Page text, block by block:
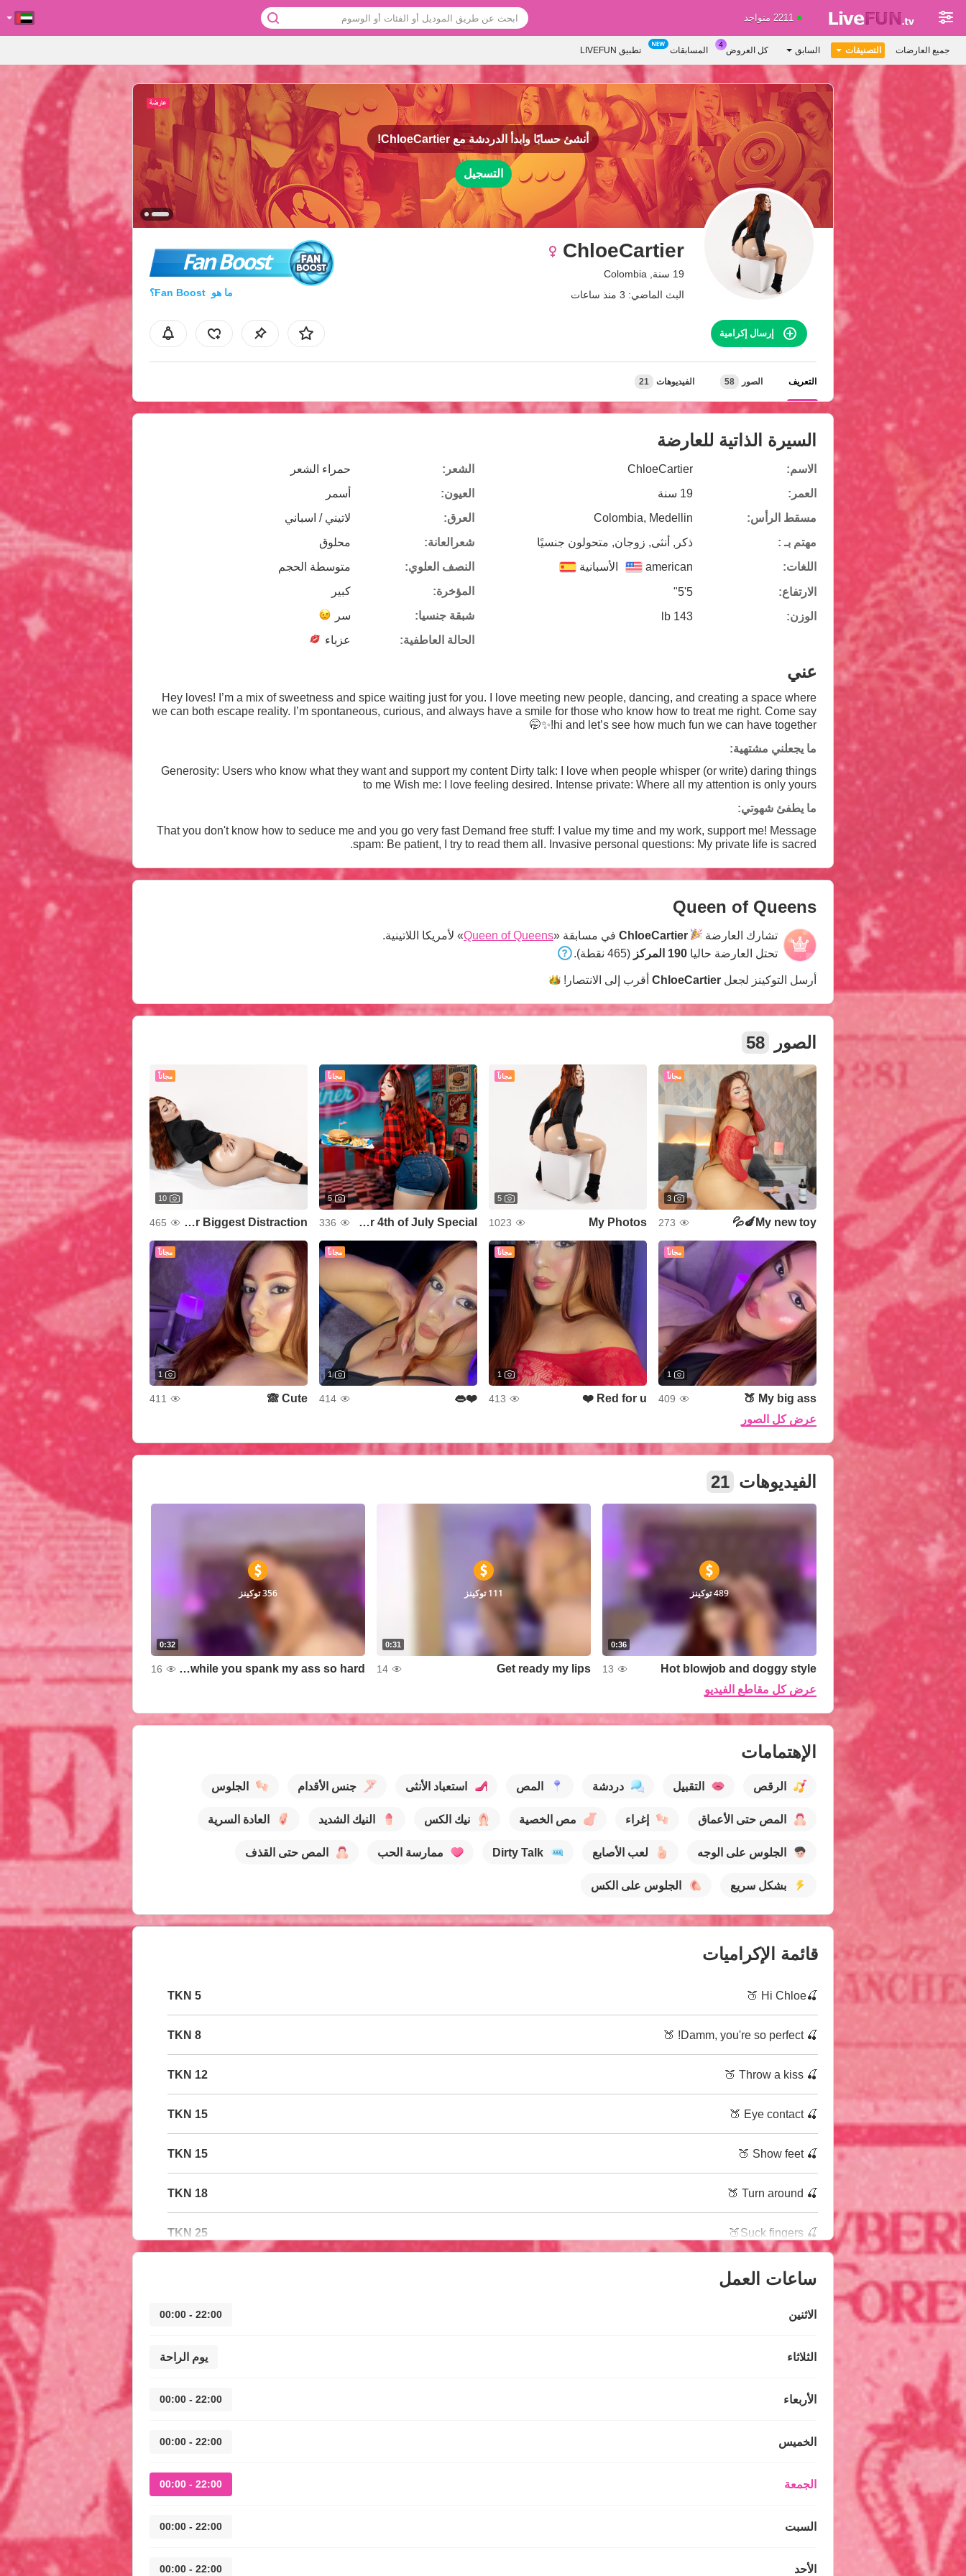
2211 متواجد
جميع العارضات التصنيفات السابق كل العروض المسابقات تطبيق LIVEFUN
أنشئ حسابًا وابدأ الدردشة مع ChloeCartier!
التسجيل
ChloeCartier
19 سنة, Colombia
البث الماضي: 3 منذ ساعات
Fan Boost
ما هو Fan Boost؟
إرسال إكرامية
التعريف الصور 58 الفيديوهات 21
السيرة الذاتية للعارضة
الاسم:
ChloeCartier
العمر:
19 سنة
مسقط الرأس:
Colombia, Medellin
مهتم بـ :
ذكر, أنثى, زوجان, متحولون جنسيًا
اللغات:
american الأسبانية
الارتفاع:
5'5"
الوزن:
143 lb
الشعر:
حمراء الشعر
العيون:
أسمر
العرق:
لاتيني / اسباني
شعرالعانة:
محلوق
النصف العلوي:
متوسطة الحجم
المؤخرة:
كبير
شبقة جنسيا:
سر
الحالة العاطفية:
عزباء
عني
Hey loves! I’m a mix of sweetness and spice waiting just for you. I love meeting new people, dancing, and creating a space where
we can both escape reality. I’m spontaneous, curious, and always have a smile for those who know how to treat me right. Come say
hi and let’s see how much fun we can have together!✨🤭
ما يجعلني مشتهية:
Generosity: Users who know what they want and support my content Dirty talk: I love when people whisper (or write) daring things
to me Wish me: I love feeling desired. Intense private: Where all my attention is only yours
ما يطفئ شهوتي:
That you don't know how to seduce me and you go very fast Demand free stuff: I value my time and my work, support me! Message
spam: Be patient, I try to read them all. Invasive personal questions: My private life is sacred.
Queen of Queens
تشارك العارضة ChloeCartier في مسابقة «Queen of Queens» لأمريكا اللاتينية.
تحتل العارضة حاليا 190 المركز (465 نقطة).
أرسل التوكينز لجعل ChloeCartier أقرب إلى الانتصار!
الصور 58
مجاناً
3
My new toy🍆💦
273
مجاناً
5
My Photos
1023
مجاناً
5
Your 4th of July Special
336
مجاناً
10
Your Biggest Distraction
465
مجاناً
1
My big ass 🍑
409
مجاناً
1
Red for u ❤️
413
مجاناً
1
❤️👄
414
مجاناً
1
Cute 🙈
411
عرض كل الصور
الفيديوهات 21
0:36
489 توكينز
Hot blowjob and doggy style
13
0:31
111 توكينز
Get ready my lips
14
0:32
356 توكينز
Give me your dick while you spank my ass so hard
16
عرض كل مقاطع الفيديو
الإهتمامات
الرقص التقبيل دردشة المص استعباد الأنثى جنس الأقدام الجلوس
المص حتى الأعماق إغراء مص الخصية نيك الكس النيك الشديد العادة السرية
الجلوس على الوجه لعب الأصابع Dirty Talk ممارسة الحب المص حتى القذف
بشكل سريع الجلوس على الكس
قائمة الإكراميات
🍒Hi Chloe 🍑
5 TKN
🍒 Damm, you're so perfect! 🍑
8 TKN
🍒 Throw a kiss 🍑
12 TKN
🍒 Eye contact 🍑
15 TKN
🍒 Show feet 🍑
15 TKN
🍒 Turn around 🍑
18 TKN
🍒 Suck fingers🍑
25 TKN
ساعات العمل
الاثنين 22:00 - 00:00
الثلاثاء يوم الراحة
الأربعاء 22:00 - 00:00
الخميس 22:00 - 00:00
الجمعة 22:00 - 00:00
السبت 22:00 - 00:00
الأحد 22:00 - 00:00